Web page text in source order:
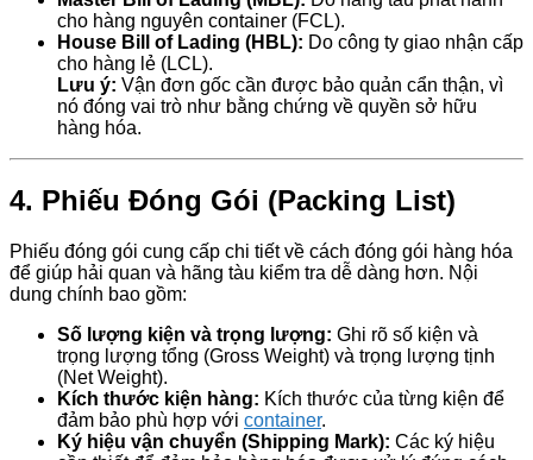
cho hàng nguyên container (FCL).
House Bill of Lading (HBL): Do công ty giao nhận cấp
cho hàng lẻ (LCL).
Lưu ý: Vận đơn gốc cần được bảo quản cẩn thận, vì
nó đóng vai trò như bằng chứng về quyền sở hữu
hàng hóa.
4. Phiếu Đóng Gói (Packing List)
Phiếu đóng gói cung cấp chi tiết về cách đóng gói hàng hóa
để giúp hải quan và hãng tàu kiểm tra dễ dàng hơn. Nội
dung chính bao gồm:
Số lượng kiện và trọng lượng: Ghi rõ số kiện và
trọng lượng tổng (Gross Weight) và trọng lượng tịnh
(Net Weight).
Kích thước kiện hàng: Kích thước của từng kiện để
đảm bảo phù hợp với container.
Ký hiệu vận chuyển (Shipping Mark): Các ký hiệu